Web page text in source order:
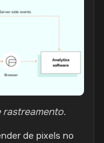
rastreamento.
de pixels no